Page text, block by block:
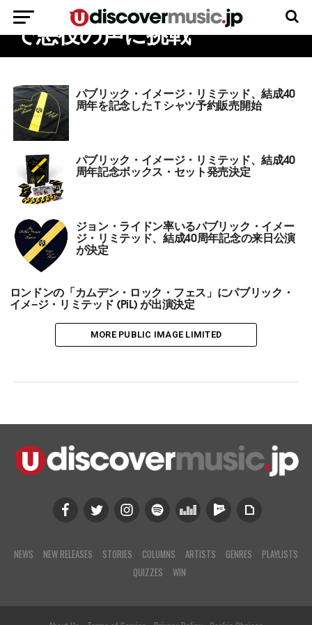
ント・タートルズの新アニメ
で悪役の声に挑戦
パブリック・イメージ・リミテッド、結成40
周年を記念したＴシャツ予約販売開始
パブリック・イメージ・リミテッド、結成40
周年記念ボックス・セット発売決定
ジョン・ライドン率いるパブリック・イメー
ジ・リミテッド、結成40周年記念の来日公演
が決定
ロンドンの「カムデン・ロック・フェス」にパブリック・
イメ−ジ・リミテッド (PiL) が出演決定
MORE PUBLIC IMAGE LIMITED
NEWS NEW RELEASES STORIES COLUMNS ARTISTS GENRES
PLAYLISTS
QUIZZES
WIN